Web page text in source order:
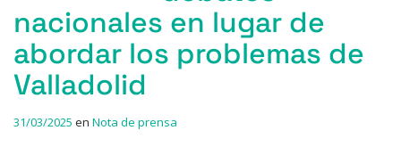
nacionales en lugar de
abordar los problemas de
Valladolid
31/03/2025 en Nota de prensa